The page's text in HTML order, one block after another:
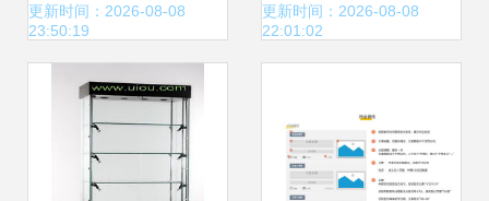
探索网络工程的匠
心之美
更新时间：2026-08-08
23:50:19
打造清晰、可信的
更新时间：2026-08-08
22:01:02